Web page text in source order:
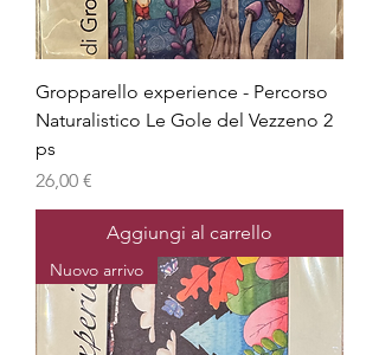
Gropparello experience - Percorso
Naturalistico Le Gole del Vezzeno 2
ps
Prezzo
26,00 €
Aggiungi al carrello
Nuovo arrivo